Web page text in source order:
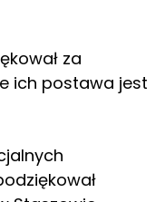
za
ich postawa jest